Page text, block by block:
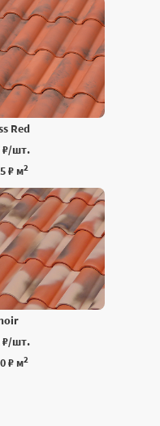
Red
₽/шт.
₽ м2
₽/шт.
₽ м2